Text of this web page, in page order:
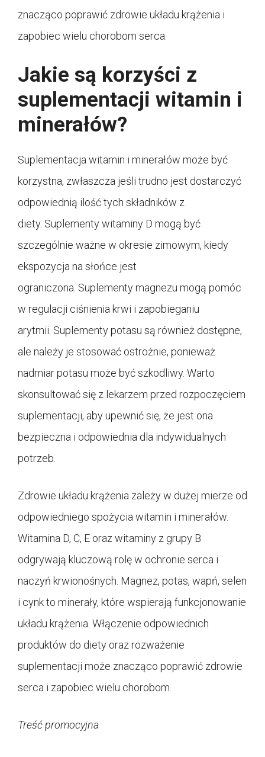
znacząco poprawić zdrowie układu krążenia i
zapobiec wielu chorobom serca.
Jakie są korzyści z
suplementacji witamin i
minerałów?
Suplementacja witamin i minerałów może być
korzystna, zwłaszcza jeśli trudno jest dostarczyć
odpowiednią ilość tych składników z
diety. Suplementy witaminy D mogą być
szczególnie ważne w okresie zimowym, kiedy
ekspozycja na słońce jest
ograniczona. Suplementy magnezu mogą pomóc
w regulacji ciśnienia krwi i zapobieganiu
arytmii. Suplementy potasu są również dostępne,
ale należy je stosować ostrożnie, ponieważ
nadmiar potasu może być szkodliwy. Warto
skonsultować się z lekarzem przed rozpoczęciem
suplementacji, aby upewnić się, że jest ona
bezpieczna i odpowiednia dla indywidualnych
potrzeb.
Zdrowie układu krążenia zależy w dużej mierze od
odpowiedniego spożycia witamin i minerałów.
Witamina D, C, E oraz witaminy z grupy B
odgrywają kluczową rolę w ochronie serca i
naczyń krwionośnych. Magnez, potas, wapń, selen
i cynk to minerały, które wspierają funkcjonowanie
układu krążenia. Włączenie odpowiednich
produktów do diety oraz rozważenie
suplementacji może znacząco poprawić zdrowie
serca i zapobiec wielu chorobom.
Treść promocyjna